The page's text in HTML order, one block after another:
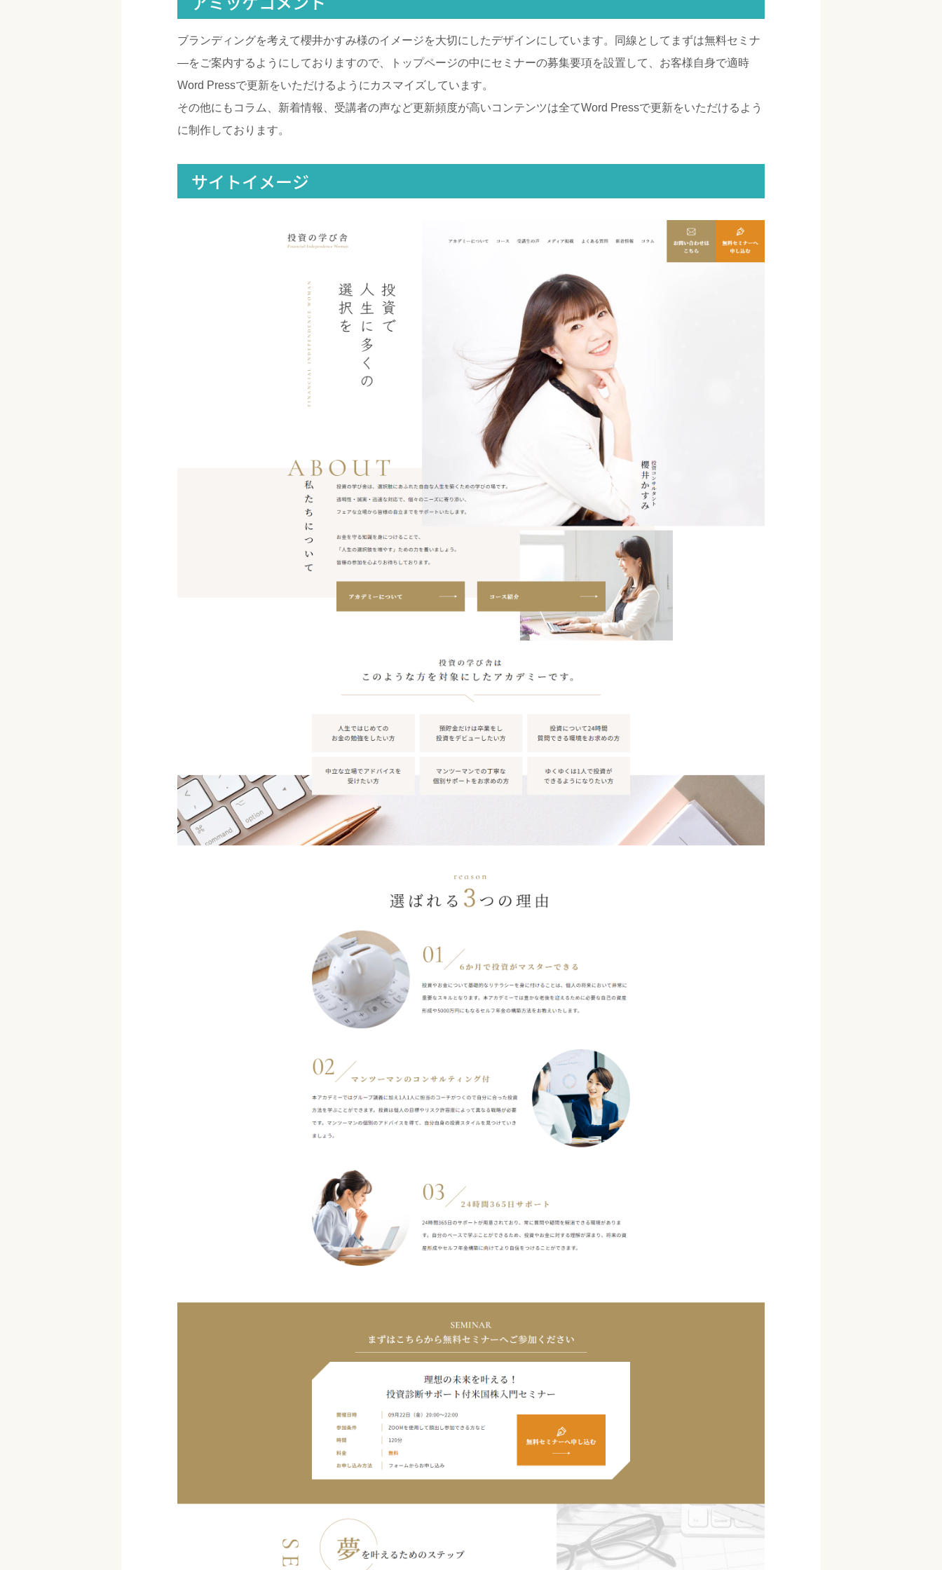
ブランディングを考えて櫻井かすみ様のイメージを大切にしたデザインにしています。同線としてまずは無料セミナ
―をご案内するようにしておりますので、トップページの中にセミナーの募集要項を設置して、お客様自身で適時
Word Pressで更新をいただけるようにカスマイズしています。
その他にもコラム、新着情報、受講者の声など更新頻度が高いコンテンツは全てWord Pressで更新をいただけるよう
に制作しております。
サイトイメージ